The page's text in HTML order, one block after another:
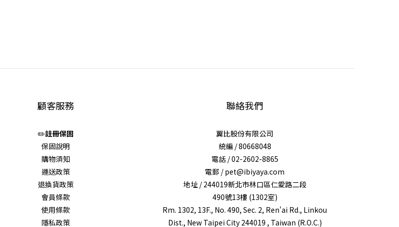
顧客服務
✏️註冊保固
保固說明
購物須知
運送政策
退換貨政策
會員條款
使用條款
隱私政策
聯絡我們
翼比股份有限公司
統編 / 80668048
電話 / 02-2602-8865
電郵 / pet@ibiyaya.com
地址 / 244019新北市林口區仁愛路二段
490號13樓 (1302室)
Rm. 1302, 13F., No. 490, Sec. 2, Ren'ai Rd., Linkou
Dist., New Taipei City 244019 , Taiwan (R.O.C.)